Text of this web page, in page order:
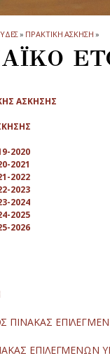
» ΠΡΑΚΤΙΚΗ ΑΣΚΗΣΗ »
ΑΣΚΗΣΗΣ
2020
2021
2022
2023
2024
2025
2026
ΠΙΝΑΚΑΣ